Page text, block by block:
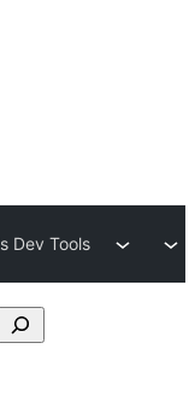
Dev Tools